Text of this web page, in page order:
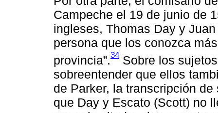
Campeche el 19 de junio de
ingleses, Thomas Day y
persona que los conozca
provincia”.34 Sobre los
sobreentender que ellos
de Parker, la transcripción
que Day y Escato (Scott) no